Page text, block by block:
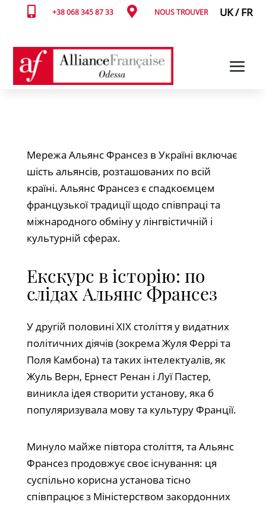
 +38 068 345 87 33  NOUS TROUVER UK/FR
Мережа Альянс Франсез в Україні включає
шість альянсів, розташованих по всій
країні. Альянс Франсез є спадкоємцем
французької традиції щодо співпраці та
міжнародного обміну у лінгвістичній і
культурній сферах.
Екскурс в історію: по
слідах Альянс Франсез
У другій половині XIX століття у видатних
політичних діячів (зокрема Жуля Феррі та
Поля Камбона) та таких інтелектуалів, як
Жуль Верн, Ернест Ренан і Луї Пастер,
виникла ідея створити установу, яка б
популяризувала мову та культуру Франції.
Минуло майже півтора століття, та Альянс
Франсез продовжує своє існування: ця
суспільно корисна установа тісно
співпрацює з Міністерством закордонних